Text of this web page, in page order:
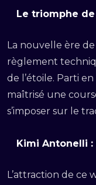
Le triomphe
La nouvelle ère
règlement
de l’étoile. Parti
maîtrisé une
s’imposer sur le
Kimi Antonelli
L’attraction de ce